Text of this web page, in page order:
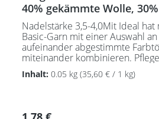
40% gekämmte Wolle,
Polyamid
Nadelstärke 3,5-4,0Mit Ideal hat
Basic-Garn mit einer Auswahl
aufeinander abgestimmte
miteinander kombinieren.
bei 30°C - sehr schonend /
nicht schleudern)
Inhalt: 0.05 kg (35,60 € / 1 kg)
Regulärer Preis: